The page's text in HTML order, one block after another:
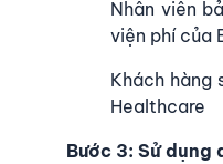
Nhân viên
viện phí của
Khách hàng
Healthcare
Bước 3: Sử dụng